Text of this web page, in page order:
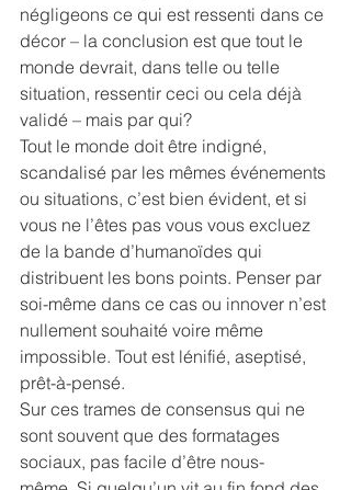
négligeons ce qui est ressenti dans ce
décor – la conclusion est que tout le
monde devrait, dans telle ou telle
situation, ressentir ceci ou cela déjà
validé – mais par qui?
Tout le monde doit être indigné,
scandalisé par les mêmes événements
ou situations, c’est bien évident, et si
vous ne l’êtes pas vous vous excluez
de la bande d’humanoïdes qui
distribuent les bons points. Penser par
soi-même dans ce cas ou innover n’est
nullement souhaité voire même
impossible. Tout est lénifié, aseptisé,
prêt-à-pensé.
Sur ces trames de consensus qui ne
sont souvent que des formatages
sociaux, pas facile d’être nous-